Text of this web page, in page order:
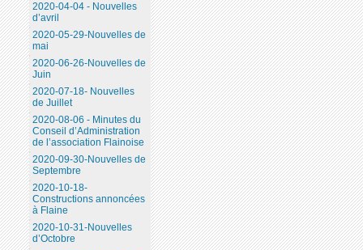
2020-04-04 - Nouvelles
d’avril
2020-05-29-Nouvelles de
mai
2020-06-26-Nouvelles de
Juin
2020-07-18- Nouvelles
de Juillet
2020-08-06 - Minutes du
Conseil d’Administration
de l’association Flainoise
2020-09-30-Nouvelles de
Septembre
2020-10-18-
Constructions annoncées
à Flaine
2020-10-31-Nouvelles
d’Octobre